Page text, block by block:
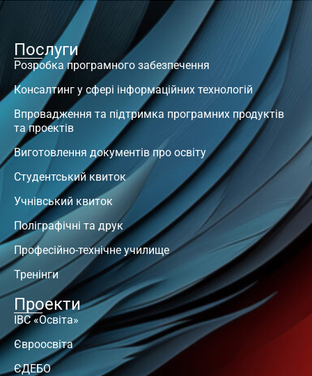
Послуги
Розробка програмного забезпечення
Консалтинг у сфері інформаційних технологій
Впровадження та підтримка програмних продуктів
та проектів
Виготовлення документів про освіту
Студентський квиток
Учнівський квиток
Поліграфічні та друк
Професійно-технічне училище
Тренінги
Проекти
ІВС «Освіта»
Євроосвіта
ЄДЕБО